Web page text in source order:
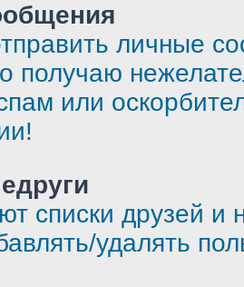
личные
получаю
или
списки друзей и
удалять